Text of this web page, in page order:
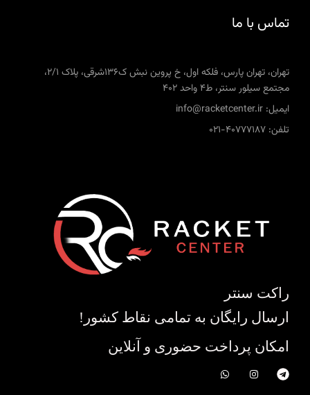
تماس با ما
تهران، تهران پارس، فلکه اول، خ پروین نبش ک136شرقی، پلاک 2/1،
مجتمع سیلور سنتر، ط4 واحد 402
ایمیل: info@racketcenter.ir
تلفن: 40777187-021
راکت سنتر
ارسال رایگان به تمامی نقاط کشور!
امکان پرداخت حضوری و آنلاین